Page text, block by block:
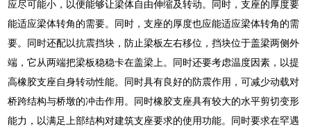
应尽可能小，以便能够让梁体自由伸缩及转动。同时，支座的厚度要
能适应梁体转角的需要。同时，支座的厚度也应能适应梁体转角的需
要。同时还配以抗震挡块，防止梁板左右移位，挡块位于盖梁两侧外
端，它从两端把梁板稳稳卡在盖梁上。同时还要考虑温度因素，以提
高橡胶支座自身转动性能。同时具有良好的防震作用，可减少动载对
桥跨结构与桥墩的冲击作用。同时橡胶支座具有较大的水平剪切变形
能力，以满足上部结构对建筑支座要求的使用功能。同时要求在罕遇